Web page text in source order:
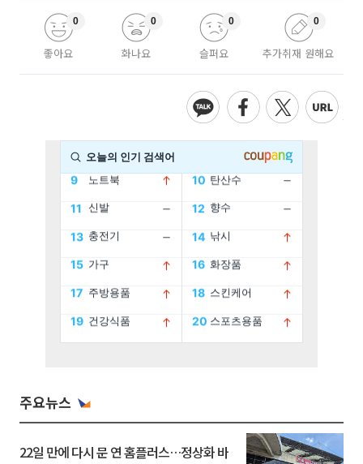
좋아요
0
화나요
0
슬퍼요
0
추가취재 원해요
0
주요뉴스
22일 만에 다시 문 연 홈플러스…정상화 바